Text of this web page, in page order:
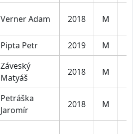
Verner Adam 2018 M
Pipta Petr 2019 M
Záveský
Matyáš
2018 M
Petráška
Jaromír
2018 M